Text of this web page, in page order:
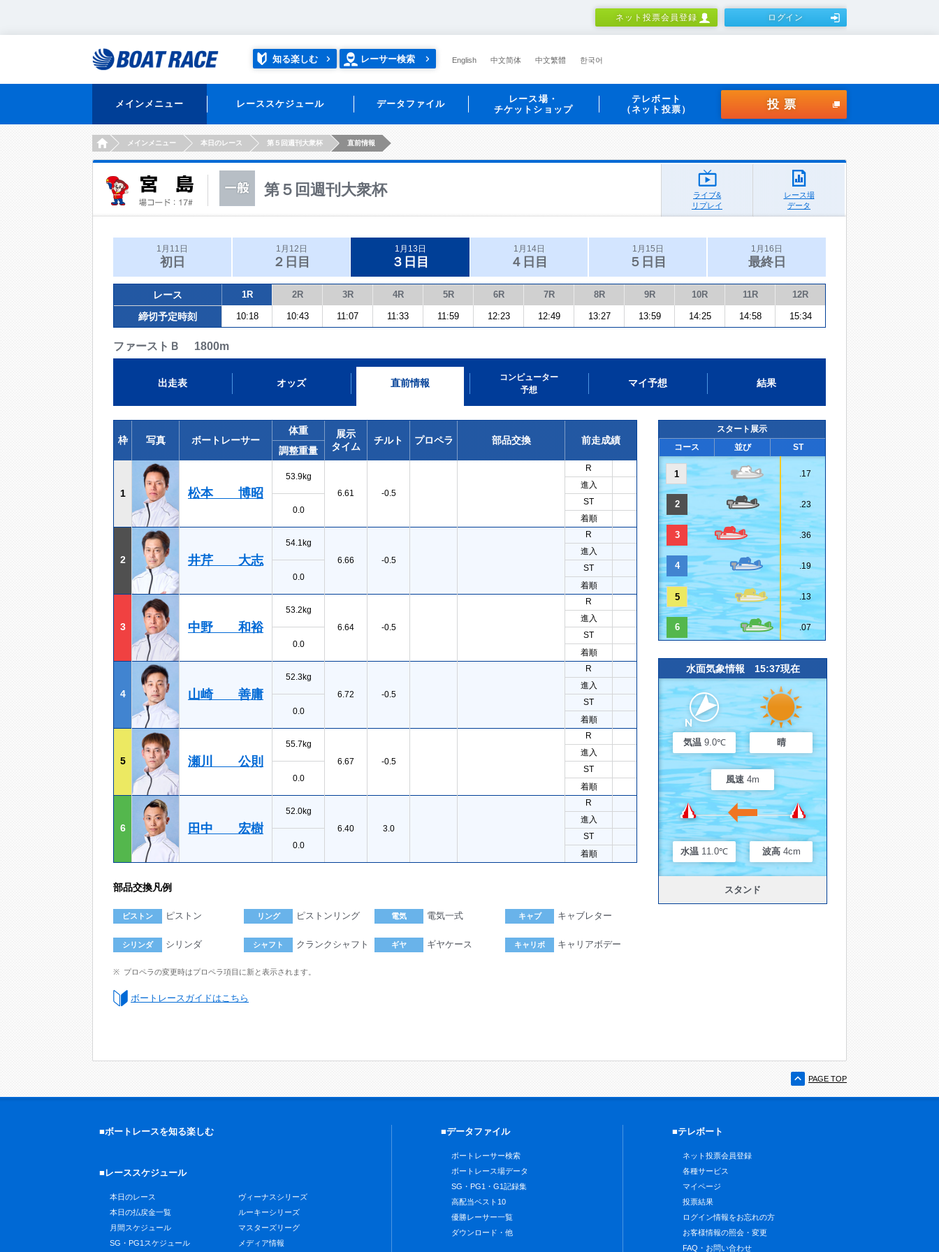
ネット投票会員登録 ログイン
知る楽しむ レーサー検索 English 中文简体 中文繁體 한국어
メインメニュー レーススケジュール データファイル
レース場・
チケットショップ
テレボート
（ネット投票）
投票
HOMEメインメニュー 本日のレース 第５回週刊大衆杯 直前情報
第５回週刊大衆杯
ライブ&
リプレイ
レース場
データ
1月11日
初日
1月12日
２日目
1月13日
３日目
1月14日
４日目
1月15日
５日目
1月16日
最終日
レース 1R 2R 3R 4R 5R 6R 7R 8R 9R 10R 11R 12R
締切予定時刻 10:18 10:43 11:07 11:33 11:59 12:23 12:49 13:27 13:59 14:25 14:58 15:34
ファーストＢ 1800m
出走表 オッズ 直前情報
コンピューター
予想
マイ予想 結果
枠 写真 ボートレーサー
体重
展示
タイム
チルト プロペラ 部品交換
前走成績
調整重量
1 松本 博昭
53.9kg
6.61
-0.5
R
進入
0.0
ST
着順
2 井芹 大志
54.1kg
6.66
-0.5
R
進入
0.0
ST
着順
3 中野 和裕
53.2kg
6.64
-0.5
R
進入
0.0
ST
着順
4 山崎 善庸
52.3kg
6.72
-0.5
R
進入
0.0
ST
着順
5 瀬川 公則
55.7kg
6.67
-0.5
R
進入
0.0
ST
着順
6 田中 宏樹
52.0kg
6.40
3.0
R
進入
0.0
ST
着順
部品交換凡例
ピストン ピストン リング ピストンリング 電気 電気一式 キャブ キャブレター
シリンダ シリンダ シャフト クランクシャフト ギヤ ギヤケース キャリボ キャリアボデー
プロペラの変更時はプロペラ項目に新と表示されます。
ボートレースガイドはこちら
スタート展示
コース
並び ST
1 .17
2 .23
3 .36
4 .19
5 .13
6 .07
水面気象情報 15:37現在
気温 9.0℃ 晴
風速 4m
水温 11.0℃ 波高 4cm
スタンド
PAGE TOP
■ボートレースを知る楽しむ
■レーススケジュール
本日のレース
本日の払戻金一覧
月間スケジュール
SG・PG1スケジュール
ヴィーナスシリーズ
ルーキーシリーズ
マスターズリーグ
メディア情報
■データファイル
ボートレーサー検索
ボートレース場データ
SG・PG1・G1記録集
高配当ベスト10
優勝レーサー一覧
ダウンロード・他
■テレボート
ネット投票会員登録
各種サービス
マイページ
投票結果
ログイン情報をお忘れの方
お客様情報の照会・変更
FAQ・お問い合わせ